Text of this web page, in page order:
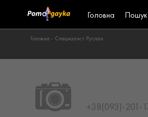
Головна Пошук
Головна - Специалист Руслан
+38(093)-201-